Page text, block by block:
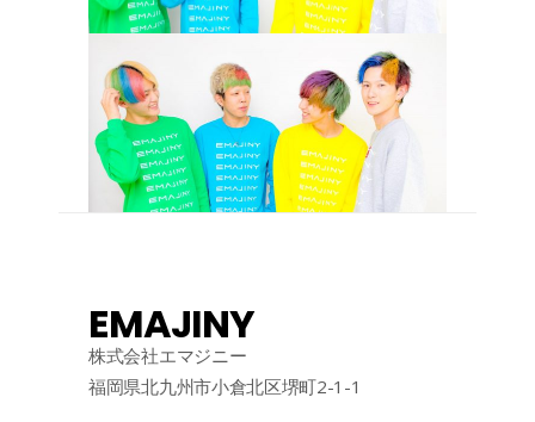
EMAJINY
株式会社エマジニー
福岡県北九州市小倉北区堺町2-1-1